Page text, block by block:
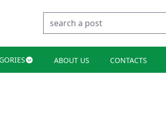
ABOUT US CONTACTS